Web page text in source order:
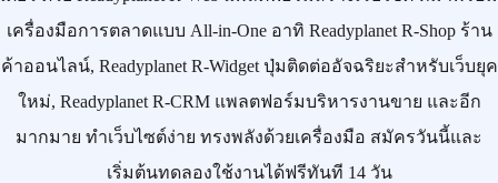
เครื่องมือการตลาดแบบ All-in-Oneอาทิ Readyplanet R-Shopร้าน
ค้าออนไลน์, Readyplanet R-Widgetปุ่มติดต่ออัจฉริยะสำหรับเว็บยุค
ใหม่, Readyplanet R-CRMแพลตฟอร์มบริหารงานขาย และอีก
มากมาย ทำเว็บไซต์ง่าย ทรงพลังด้วยเครื่องมือ สมัครวันนี้และ
เริ่มต้นทดลองใช้งานได้ฟรีทันที 14 วัน